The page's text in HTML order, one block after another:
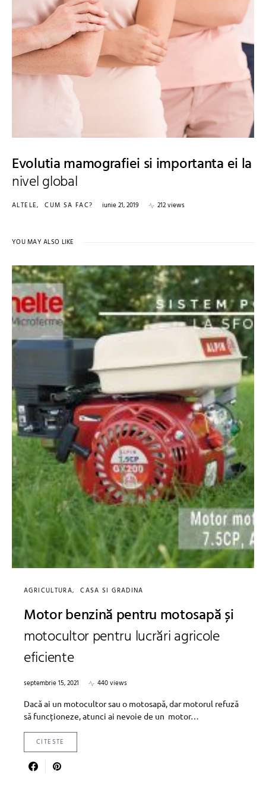
Evolutia mamografiei si importanta ei la
nivel global
ALTELE CUM SA FAC? iunie 21, 2019 212 views
YOU MAY ALSO LIKE
AGRICULTURA CASA SI GRADINA
Motor benzină pentru motosapă și
motocultor pentru lucrări agricole
eficiente
septembrie 15, 2021
440 views
Dacă ai un motocultor sau o motosapă, dar motorul refuză
să funcționeze, atunci ai nevoie de un motor…
CITESTE